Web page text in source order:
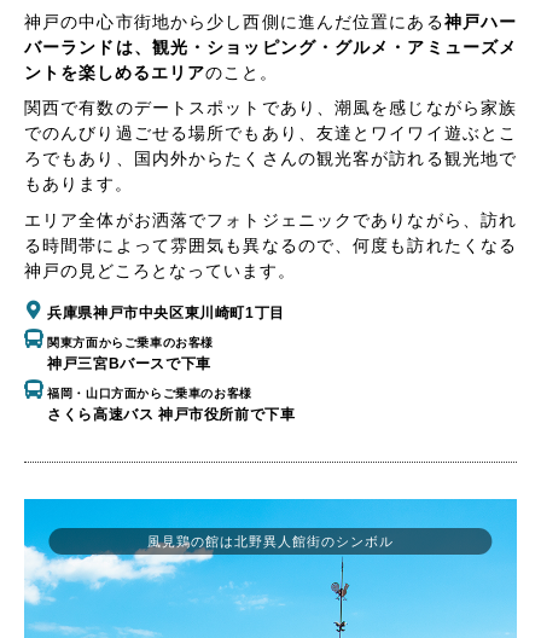
神戸の中心市街地から少し西側に進んだ位置にある神戸ハー
バーランドは、観光・ショッピング・グルメ・アミューズメ
ントを楽しめるエリアのこと。
関西で有数のデートスポットであり、潮風を感じながら家族
でのんびり過ごせる場所でもあり、友達とワイワイ遊ぶとこ
ろでもあり、国内外からたくさんの観光客が訪れる観光地で
もあります。
エリア全体がお洒落でフォトジェニックでありながら、訪れ
る時間帯によって雰囲気も異なるので、何度も訪れたくなる
神戸の見どころとなっています。
兵庫県神戸市中央区東川崎町1丁目
関東方面からご乗車のお客様
神戸三宮Bバースで下車
福岡・山口方面からご乗車のお客様
さくら高速バス 神戸市役所前で下車
風見鶏の館は北野異人館街のシンボル